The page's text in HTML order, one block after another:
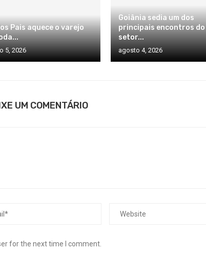
Pais aquece o varejo
5, 2026
Goiânia sedia um dos
principais encontros do
setor...
agosto 4, 2026
UM COMENTÁRIO
for the next time I comment.